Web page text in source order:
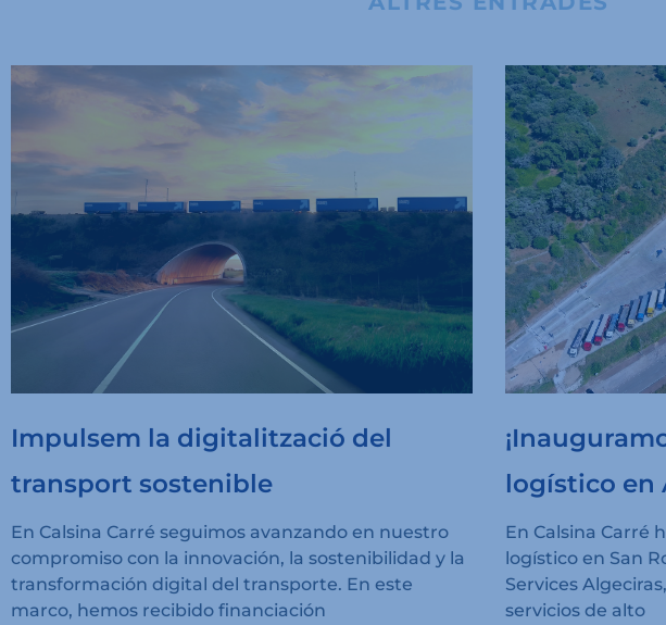
Impulsem la digitalització del
transport sostenible
En Calsina Carré seguimos avanzando en nuestro
compromiso con la innovación, la sostenibilidad y la
transformación digital del transporte. En este
marco, hemos recibido financiación
logístico en
En Calsina Carré
logístico en San
Services
servicios de alto